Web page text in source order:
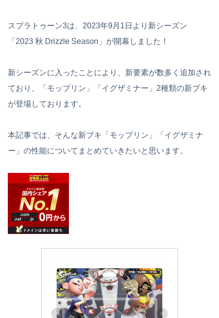
スプラトゥーン3は、2023年9月1日より新シーズン
「2023 秋 Drizzle Season」が開幕しました！
新シーズンに入ったことにより、新要素が数多く追加され
ており、「モップリン」「イグザミナー」2種類の新ブキ
が登場しております。
本記事では、そんな新ブキ「モップリン」「イグザミナ
ー」の性能についてまとめていきたいと思います。